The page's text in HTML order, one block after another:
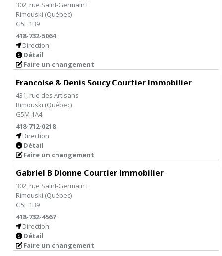
302, rue Saint-Germain E
Rimouski (Québec)
G5L 1B9
418-732-5064
Direction
Détail
Faire un changement
Francoise & Denis Soucy Courtier Immobilier
431, rue des Artisans
Rimouski (Québec)
G5M 1A4
418-712-0218
Direction
Détail
Faire un changement
Gabriel B Dionne Courtier Immobilier
302, rue Saint-Germain E
Rimouski (Québec)
G5L 1B9
418-732-4567
Direction
Détail
Faire un changement